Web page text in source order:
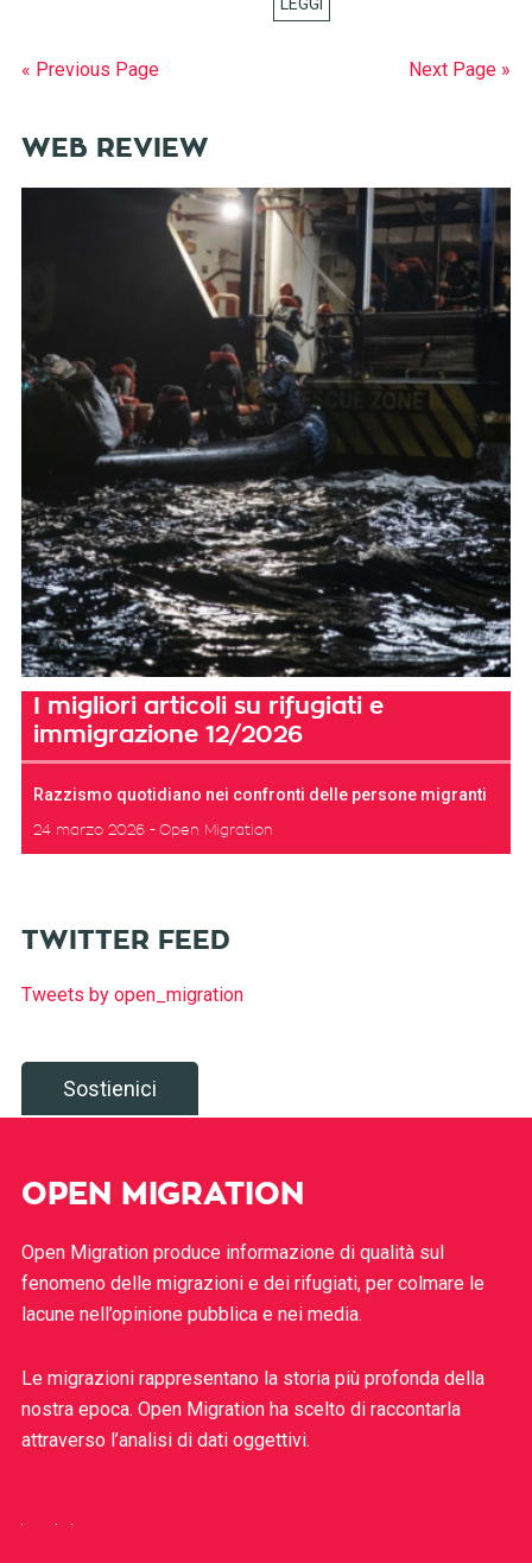
« Previous Page Next Page »
WEB REVIEW
I migliori articoli su rifugiati e
immigrazione 12/2026
Razzismo quotidiano nei confronti delle persone migranti
24 marzo 2026 Open Migration
TWITTER FEED
Tweets by open_migration
Sostienici
OPEN MIGRATION
Open Migration produce informazione di qualità sul
fenomeno delle migrazioni e dei rifugiati, per colmare le
lacune nell’opinione pubblica e nei media.
Le migrazioni rappresentano la storia più profonda della
nostra epoca. Open Migration ha scelto di raccontarla
attraverso l’analisi di dati oggettivi.